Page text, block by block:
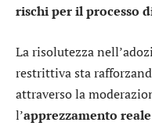
rischi per il processo
La risolutezza
restrittiva sta
attraverso la
l’apprezzamento